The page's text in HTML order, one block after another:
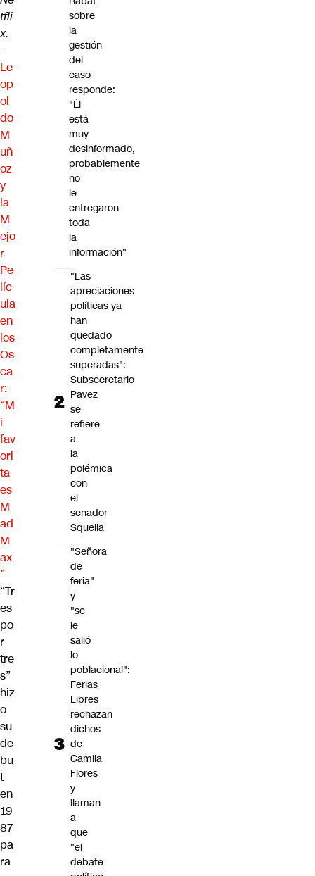
tfli
x.
–
Le
op
ol
do
M
uñ
oz
y
la
M
ejo
r
Pe
líc
ula
en
los
Os
ca
r:
“M
i
fav
ori
ta
es
M
ad
M
ax
”
“Tr
es
po
r
tre
s”
hiz
o
su
de
bu
t
en
19
87
pa
ra
sobre
la
gestión
del
caso
responde:
"Él
está
muy
desinformado,
probablemente
no
le
entregaron
toda
la
información"
"Las
apreciaciones
políticas ya
han
quedado
completamente
superadas":
Subsecretario
Pavez
se
refiere
a
la
polémica
con
el
senador
Squella
"Señora
de
feria"
y
"se
le
salió
lo
poblacional":
Ferias
Libres
rechazan
dichos
de
Camila
Flores
y
llaman
a
que
"el
debate